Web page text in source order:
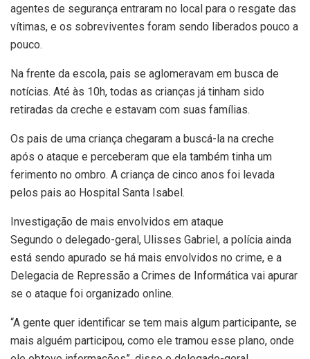
agentes de segurança entraram no local para o resgate das
vítimas, e os sobreviventes foram sendo liberados pouco a
pouco.
Na frente da escola, pais se aglomeravam em busca de
notícias. Até às 10h, todas as crianças já tinham sido
retiradas da creche e estavam com suas famílias.
Os pais de uma criança chegaram a buscá-la na creche
após o ataque e perceberam que ela também tinha um
ferimento no ombro. A criança de cinco anos foi levada
pelos pais ao Hospital Santa Isabel.
Investigação de mais envolvidos em ataque
Segundo o delegado-geral, Ulisses Gabriel, a polícia ainda
está sendo apurado se há mais envolvidos no crime, e a
Delegacia de Repressão a Crimes de Informática vai apurar
se o ataque foi organizado online.
“A gente quer identificar se tem mais algum participante, se
mais alguém participou, como ele tramou esse plano, onde